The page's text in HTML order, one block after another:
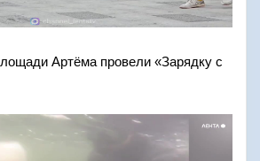
Артёма провели «Зарядку с